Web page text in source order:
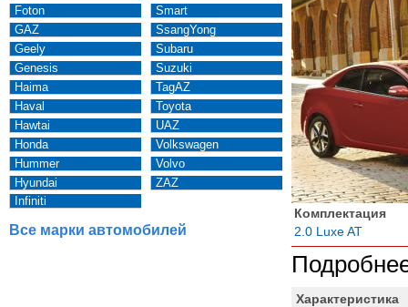
Foton
GAZ
Geely
Genesis
Haima
Haval
Hawtai
Honda
Hummer
Hyundai
Infiniti
Smart
SsangYong
Subaru
Suzuki
TagAZ
Toyota
UAZ
Volkswagen
Volvo
ZAZ
Все марки автомобилей
Комплектация
2.0 Luxe AT
Характеристика